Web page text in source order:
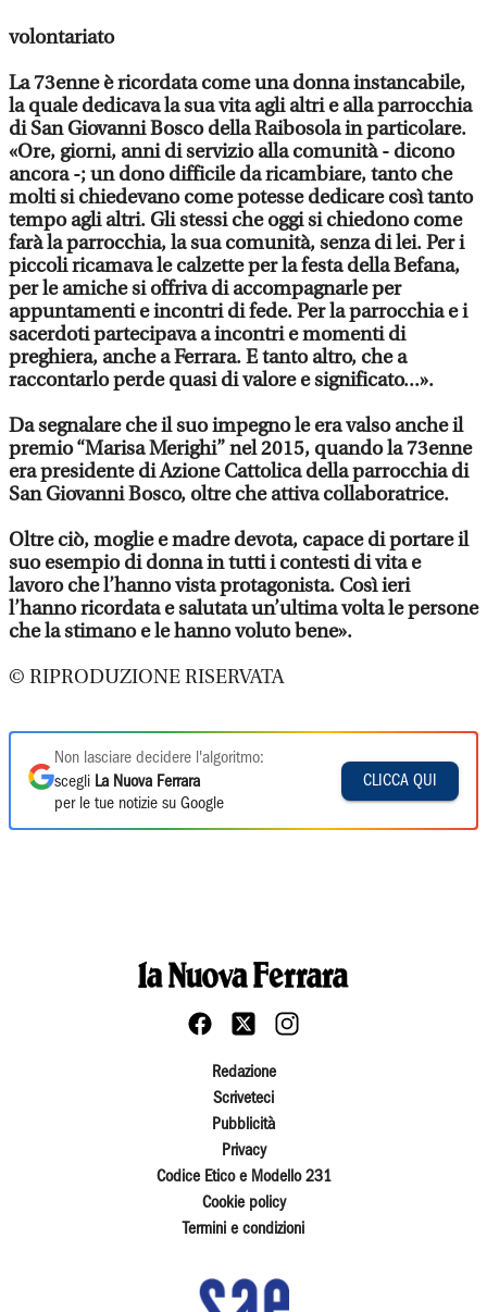
volontariato
La 73enne è ricordata come una donna instancabile,
la quale dedicava la sua vita agli altri e alla parrocchia
di San Giovanni Bosco della Raibosola in particolare.
«Ore, giorni, anni di servizio alla comunità - dicono
ancora -; un dono difficile da ricambiare, tanto che
molti si chiedevano come potesse dedicare così tanto
tempo agli altri. Gli stessi che oggi si chiedono come
farà la parrocchia, la sua comunità, senza di lei. Per i
piccoli ricamava le calzette per la festa della Befana,
per le amiche si offriva di accompagnarle per
appuntamenti e incontri di fede. Per la parrocchia e i
sacerdoti partecipava a incontri e momenti di
preghiera, anche a Ferrara. E tanto altro, che a
raccontarlo perde quasi di valore e significato...».
Da segnalare che il suo impegno le era valso anche il
premio “Marisa Merighi” nel 2015, quando la 73enne
era presidente di Azione Cattolica della parrocchia di
San Giovanni Bosco, oltre che attiva collaboratrice.
Oltre ciò, moglie e madre devota, capace di portare il
suo esempio di donna in tutti i contesti di vita e
lavoro che l’hanno vista protagonista. Così ieri
l’hanno ricordata e salutata un’ultima volta le persone
che la stimano e le hanno voluto bene».
© RIPRODUZIONE RISERVATA
Non lasciare decidere l'algoritmo:
scegli La Nuova Ferrara
per le tue notizie su Google
CLICCA QUI
Redazione
Scriveteci
Pubblicità
Privacy
Codice Etico e Modello 231
Cookie policy
Termini e condizioni